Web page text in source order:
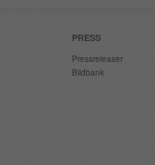
PRESS
Pressreleaser
Bildbank